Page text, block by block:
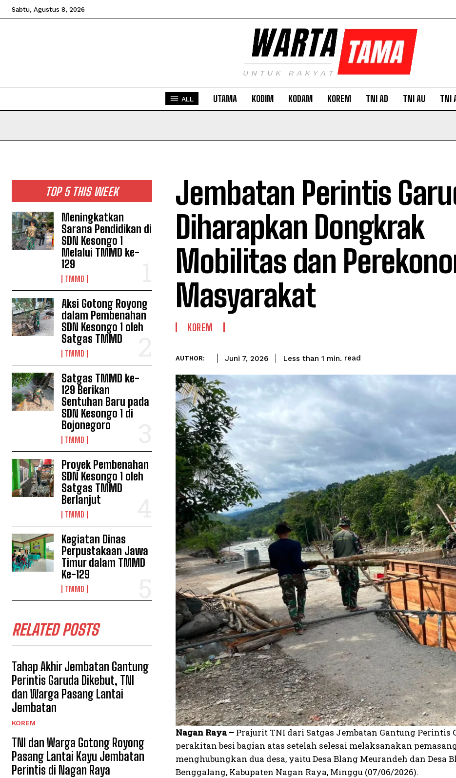
Sabtu, Agustus 8, 2026
ALL UTAMA KODIM KODAM KOREM TNI AD TNI AU TNI
TOP 5 THIS WEEK
Meningkatkan
Sarana Pendidikan di
SDN Kesongo 1
Melalui TMMD ke-
129
TMMD
Aksi Gotong Royong
dalam Pembenahan
SDN Kesongo 1 oleh
Satgas TMMD
TMMD
Satgas TMMD ke-
129 Berikan
Sentuhan Baru pada
SDN Kesongo 1 di
Bojonegoro
TMMD
Proyek Pembenahan
SDN Kesongo 1 oleh
Satgas TMMD
Berlanjut
TMMD
Kegiatan Dinas
Perpustakaan Jawa
Timur dalam TMMD
Ke-129
TMMD
RELATED POSTS
Tahap Akhir Jembatan Gantung
Perintis Garuda Dikebut, TNI
dan Warga Pasang Lantai
Jembatan
KOREM
TNI dan Warga Gotong Royong
Pasang Lantai Kayu Jembatan
Perintis di Nagan Raya
Jembatan Perintis
Diharapkan Dongkrak
Mobilitas dan
Masyarakat
KOREM
AUTHOR: Juni 7, 2026 Less than 1 min. read
Nagan Raya – Prajurit TNI dari Satgas Jembatan Gantung Perintis
perakitan besi bagian atas setelah selesai melaksanakan
menghubungkan dua desa, yaitu Desa Blang Meurandeh dan Desa
Benggalang, Kabupaten Nagan Raya, Minggu (07/06/2026).